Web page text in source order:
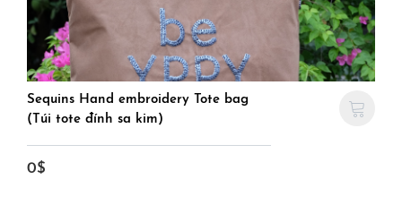
Sequins Hand embroidery Tote bag
(Túi tote đính sa kim)
0$